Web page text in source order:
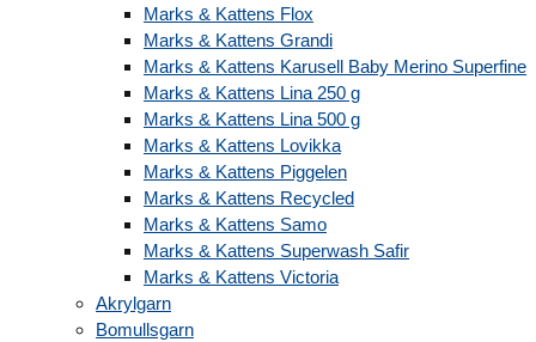
Marks & Kattens Flox
Marks & Kattens Grandi
Marks & Kattens Karusell Baby Merino Superfine
Marks & Kattens Lina 250 g
Marks & Kattens Lina 500 g
Marks & Kattens Lovikka
Marks & Kattens Piggelen
Marks & Kattens Recycled
Marks & Kattens Samo
Marks & Kattens Superwash Safir
Marks & Kattens Victoria
Akrylgarn
Bomullsgarn